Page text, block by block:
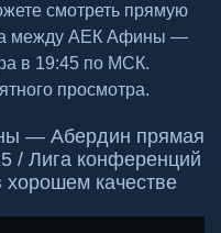
смотреть прямую
между АЕК Афины —
в 19:45 по МСК.
просмотра.
— Абердин прямая
/ Лига конференций
качестве